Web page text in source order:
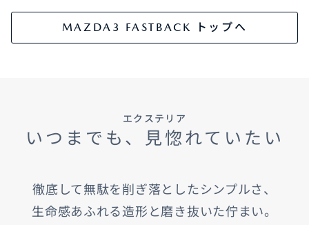
MAZDA3 FASTBACK トップへ
エクステリア
いつまでも、見惚れていたい
徹底して無駄を削ぎ落としたシンプルさ、​
生命感あふれる造形と磨き抜いた佇まい。​